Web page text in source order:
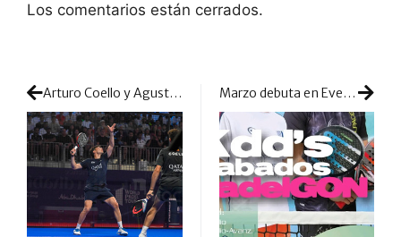
Los comentarios están cerrados.
Arturo Coello y Agustín Tapia: así levantó el ‘Equipo A’ el trofeo en Abu Dhabi Marzo debuta en Eventos Padelgon con una buena ración de ‘Kedadas’